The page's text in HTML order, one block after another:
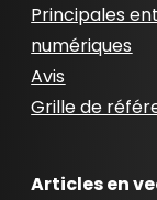
Principales
numériques
Avis
Grille de
Articles en